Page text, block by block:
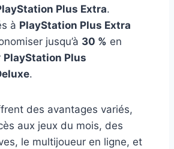
Plus Extra.
à PlayStation Plus Extra
jusqu’à 30 % en
PlayStation Plus
.
des avantages variés,
aux jeux du mois, des
le multijoueur en ligne, et